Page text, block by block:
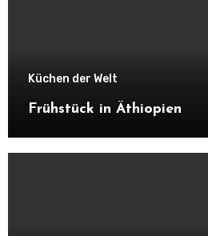
Küchen der Welt
Frühstück in Äthiopien